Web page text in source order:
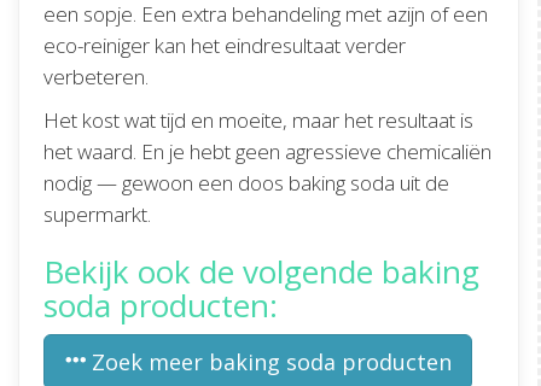
een sopje. Een extra behandeling met azijn of een
eco-reiniger kan het eindresultaat verder
verbeteren.
Het kost wat tijd en moeite, maar het resultaat is
het waard. En je hebt geen agressieve chemicaliën
nodig — gewoon een doos baking soda uit de
supermarkt.
Bekijk ook de volgende baking
soda producten:
Zoek meer baking soda producten